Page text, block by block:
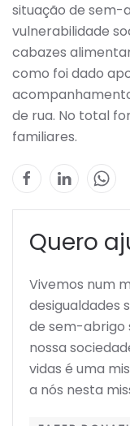
situação de sem-
vulnerabilidade
cabazes
como foi dado
de rua. No total
familiares.
Quero
Vivemos num
desigualdades
de sem-abrigo
nossa
vidas é uma
a nós nesta